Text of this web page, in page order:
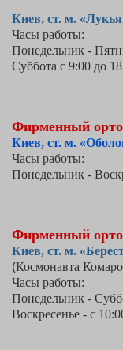
Киев, ст. м.
Часы работы:
Понедельник -
Суббота с 9:00 до
Фирменный
Киев, ст. м.
Часы работы:
Понедельник -
Фирменный
Киев, ст. м.
(Космонавта
Часы работы:
Понедельник -
Воскресенье - с